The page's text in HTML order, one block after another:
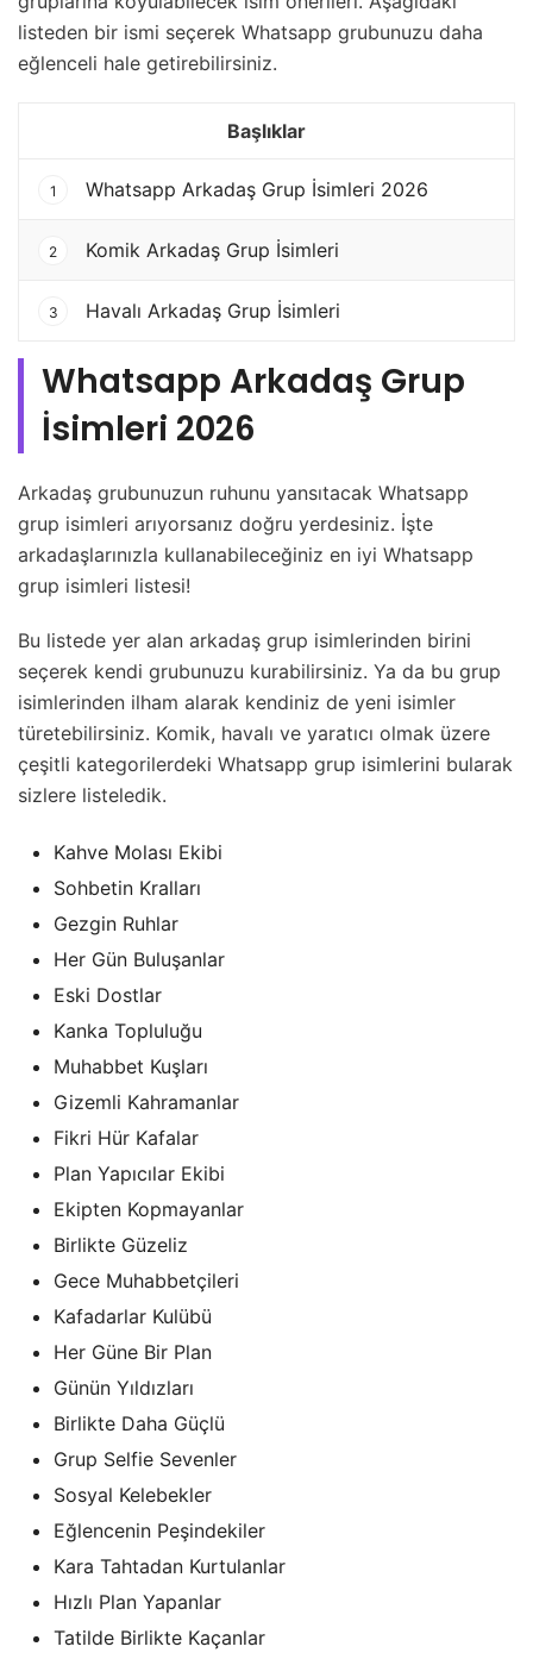
listeden bir ismi seçerek Whatsapp grubunuzu daha
eğlenceli hale getirebilirsiniz.
Başlıklar
1 Whatsapp Arkadaş Grup İsimleri 2026
2 Komik Arkadaş Grup İsimleri
3 Havalı Arkadaş Grup İsimleri
Whatsapp Arkadaş Grup
İsimleri 2026
Arkadaş grubunuzun ruhunu yansıtacak Whatsapp
grup isimleri arıyorsanız doğru yerdesiniz. İşte
arkadaşlarınızla kullanabileceğiniz en iyi Whatsapp
grup isimleri listesi!
Bu listede yer alan arkadaş grup isimlerinden birini
seçerek kendi grubunuzu kurabilirsiniz. Ya da bu grup
isimlerinden ilham alarak kendiniz de yeni isimler
türetebilirsiniz. Komik, havalı ve yaratıcı olmak üzere
çeşitli kategorilerdeki Whatsapp grup isimlerini bularak
sizlere listeledik.
Kahve Molası Ekibi
Sohbetin Kralları
Gezgin Ruhlar
Her Gün Buluşanlar
Eski Dostlar
Kanka Topluluğu
Muhabbet Kuşları
Gizemli Kahramanlar
Fikri Hür Kafalar
Plan Yapıcılar Ekibi
Ekipten Kopmayanlar
Birlikte Güzeliz
Gece Muhabbetçileri
Kafadarlar Kulübü
Her Güne Bir Plan
Günün Yıldızları
Birlikte Daha Güçlü
Grup Selfie Sevenler
Sosyal Kelebekler
Eğlencenin Peşindekiler
Kara Tahtadan Kurtulanlar
Hızlı Plan Yapanlar
Tatilde Birlikte Kaçanlar